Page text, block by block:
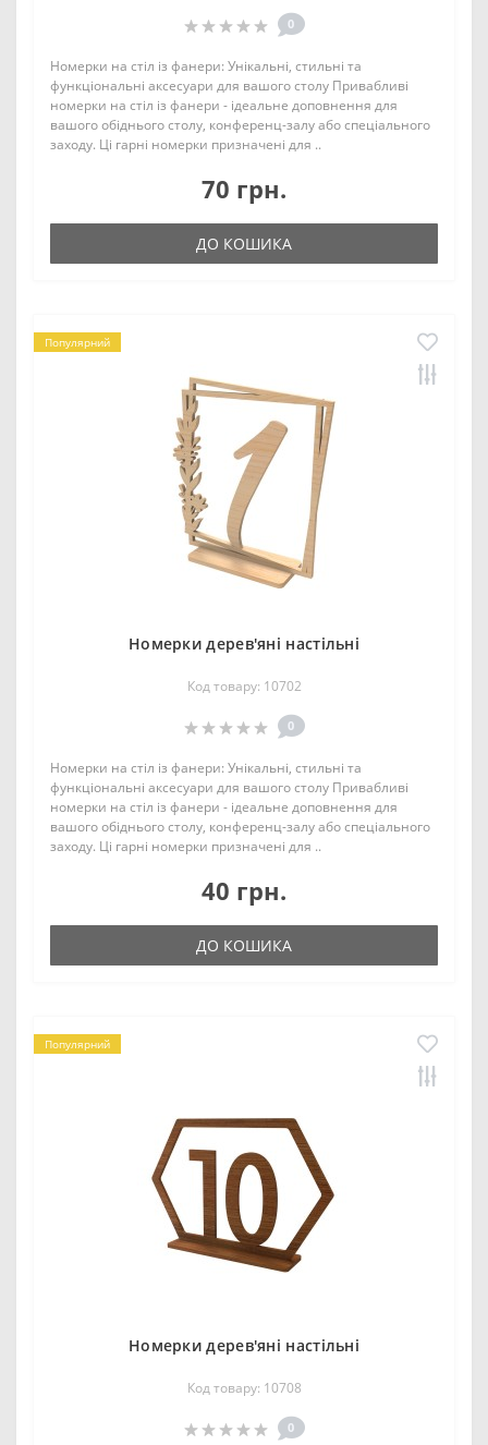
0
Номерки на стіл із фанери: Унікальні, стильні та
функціональні аксесуари для вашого столу Привабливі
номерки на стіл із фанери - ідеальне доповнення для
вашого обіднього столу, конференц-залу або спеціального
заходу. Ці гарні номерки призначені для ..
70 грн.
ДО КОШИКА
Популярний
Номерки дерев'яні настільні
Код товару: 10702
0
Номерки на стіл із фанери: Унікальні, стильні та
функціональні аксесуари для вашого столу Привабливі
номерки на стіл із фанери - ідеальне доповнення для
вашого обіднього столу, конференц-залу або спеціального
заходу. Ці гарні номерки призначені для ..
40 грн.
ДО КОШИКА
Популярний
Номерки дерев'яні настільні
Код товару: 10708
0